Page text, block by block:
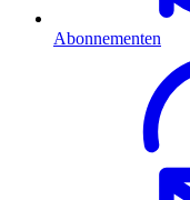
Abonnementen